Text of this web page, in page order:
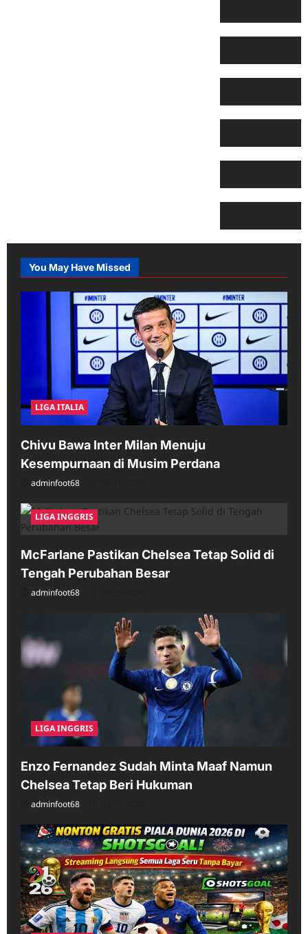
You May Have Missed
LIGA ITALIA
Chivu Bawa Inter Milan Menuju
Kesempurnaan di Musim Perdana
adminfoot68
LIGA INGGRIS
McFarlane Pastikan Chelsea Tetap Solid di
Tengah Perubahan Besar
adminfoot68
LIGA INGGRIS
Enzo Fernandez Sudah Minta Maaf Namun
Chelsea Tetap Beri Hukuman
adminfoot68